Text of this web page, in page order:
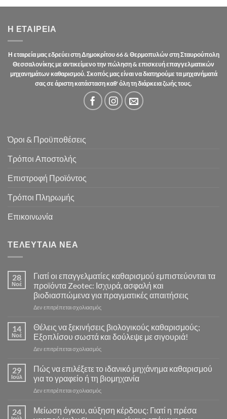
Η ΕΤΑΙΡΕΊΑ
Η εταιρεία μας εδρεύει στη Δημοκρίτου 66 & Θερμοπυλών στη Σταυρούπολη
Θεσσαλονίκης με αντικείμενο την πώληση & επισκευή επαγγελματικών
μηχανημάτων καθαρισμού. Σκοπός μας είναι να διατηρούμε τα μηχανήματά
σας σε άριστη κατάσταση καθ' όλη τη διάρκεια ζωής τους.
Όροι & Προϋποθέσεις
Τρόποι Αποστολής
Επιστροφή Προϊόντος
Τρόποι Πληρωμής
Επικοινωνία
ΤΕΛΕΥΤΑΊΑ ΝΈΑ
28
Νοέ
Γιατί οι επαγγελματίες καθαρισμού εμπιστεύονται τα
προϊόντα Zeotec: Ισχυρά, ασφαλή και
βιοδιασπώμενα για πραγματικές απαιτήσεις
Δεν επιτρέπεται σχολιασμόςστο
επαγγελματίες
καθαρισμού
εμπιστεύονται
προϊόντα
Zeotec:
Ισχυρά,
ασφαλή
βιοδιασπώμενα
14
Νοέ
Θέλεις να ξεκινήσεις βιολογικούς καθαρισμούς;
Εξοπλίσου σωστά και δούλεψε με σιγουριά!
Δεν επιτρέπεται σχολιασμόςστο
ξεκινήσεις
βιολογικούς
καθαρισμούς;
σωστά
και
29
Ιούλ
Πώς να επιλέξετε το ιδανικό μηχάνημα καθαρισμού
για το γραφείο ή τη βιομηχανία
Δεν επιτρέπεται σχολιασμόςστο
επιλέξετε
24
Μείωση όγκου, αύξηση κέρδους: Γιατί η πρέσα